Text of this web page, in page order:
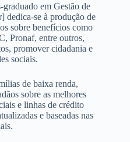
em Gestão de
dedica-se à produção de
sobre benefícios como
Pronaf, entre outros,
promover cidadania e
sociais.
de baixa renda,
sobre as melhores
e linhas de crédito
e baseadas nas